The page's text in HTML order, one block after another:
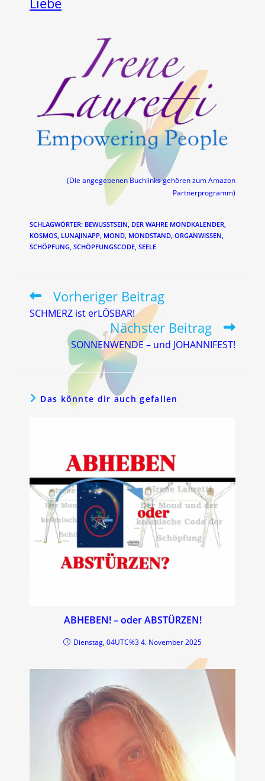
(Die angegebenen Buchlinks gehören zum Amazon
Partnerprogramm)
SCHLAGWÖRTER: BEWUSSTSEIN, DER WAHRE MONDKALENDER,
KOSMOS, LUNAJINAPP, MOND, MONDSTAND, ORGANWISSEN,
SCHÖPFUNG, SCHÖPFUNGSCODE, SEELE
Weitere
ansehen
Vorheriger Beitrag
SCHMERZ ist erLÖSBAR!
Nächster Beitrag
SONNENWENDE – und JOHANNIFEST!
Das könnte dir auch gefallen
ABHEBEN! – oder ABSTÜRZEN!
Dienstag, 04UTC%3 4. November 2025